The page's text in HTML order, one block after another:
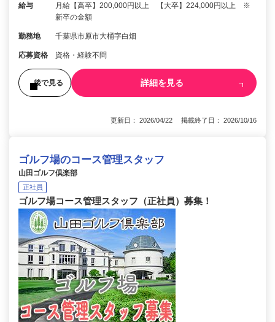
給与
月給【高卒】200,000円以上 【大卒】224,000円以上 ※
新卒の金額
勤務地 千葉県市原市大桶字白畑
応募資格 資格・経験不問
後で見る 詳細を見る
更新日： 2026/04/22 掲載終了日： 2026/10/16
ゴルフ場のコース管理スタッフ
山田ゴルフ倶楽部
正社員
ゴルフ場コース管理スタッフ（正社員）募集！